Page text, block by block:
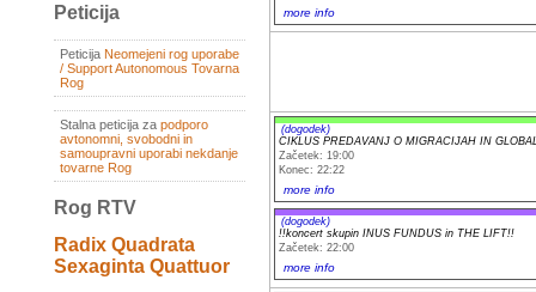
Peticija
Peticija Neomejeni rog uporabe
/ Support Autonomous Tovarna
Rog
Stalna peticija za podporo
avtonomni, svobodni in
samoupravni uporabi nekdanje
tovarne Rog
Rog RTV
Radix Quadrata
Sexaginta Quattuor
more info
(dogodek)
CIKLUS PREDAVANJ O MIGRACIJAH IN
Začetek: 19:00
Konec: 22:22
more info
(dogodek)
!!koncert skupin INUS FUNDUS in THE LIFT!!
Začetek: 22:00
more info